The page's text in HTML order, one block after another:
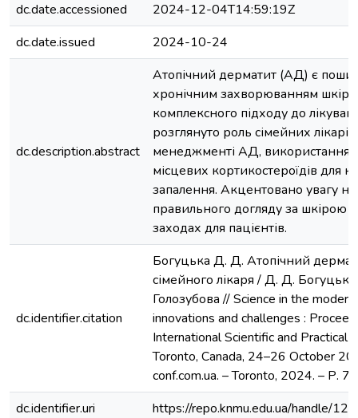
dc.date.accessioned
2024-12-04T14:59:19Z
dc.date.issued
2024-10-24
dc.description.abstract
Атопічний дерматит (АД) є
хронічним захворюванням
комплексного підходу до
розглянуто роль сімейних
менеджменті АД, використання
місцевих кортикостероїдів для
запалення. Акцентовано увагу на
правильного догляду за шкірою
заходах для пацієнтів.
dc.identifier.citation
Богуцька Д. Д. Атопічний
сімейного лікаря / Д. Д.
Голозубова // Science in the
innovations and challenges :
International Scientific and Practical
Toronto, Canada, 24–26 October
conf.com.ua. – Toronto, 2024. – Р.
dc.identifier.uri
https://repo.knmu.edu.ua/handle/